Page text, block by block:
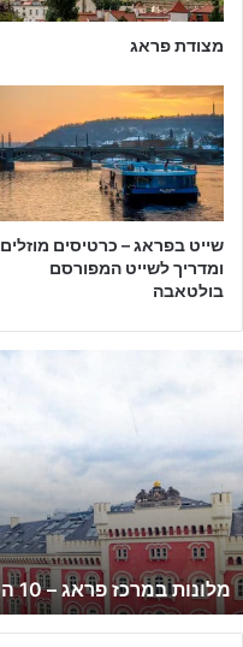
מצודת פראג
שייט בפראג – כרטיסים מוזלים
ומדריך לשייט המפורסם
בולטאבה
ו
ת
ב
מ
ר
כ
ז
פ
מלונות במרכז פראג – 10 הכי טובים